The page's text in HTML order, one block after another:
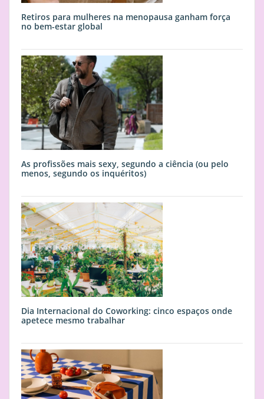
Retiros para mulheres na menopausa ganham força
no bem-estar global
As profissões mais sexy, segundo a ciência (ou pelo
menos, segundo os inquéritos)
Dia Internacional do Coworking: cinco espaços onde
apetece mesmo trabalhar